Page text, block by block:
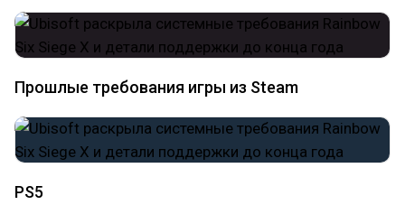
Прошлые требования игры из Steam
PS5